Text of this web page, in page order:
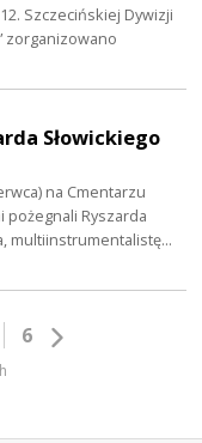
Szczecińskiej Dywizji
zorganizowano
Słowickiego
na Cmentarzu
pożegnali Ryszarda
multiinstrumentalistę…
6